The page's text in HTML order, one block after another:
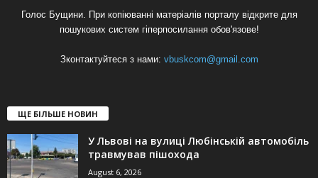
Голос Бущини. При копіюванні матеріалів порталу відкрите для
пошукових систем гіперпосилання обов'язове!
Зконтактуйтеся з нами: vbuskcom@gmail.com
ЩЕ БІЛЬШЕ НОВИН
У Львові на вулиці Любінській автомобіль
травмував пішохода
August 6, 2026